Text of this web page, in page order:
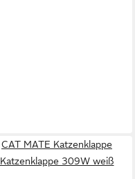
CAT MATE Katzenklappe
Katzenklappe 309W weiß